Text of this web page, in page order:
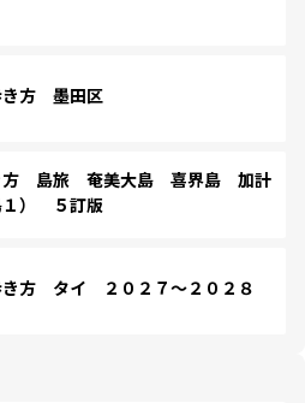
方 墨田区
方 島旅 奄美大島 喜界島 加計
１） ５訂版
方 タイ ２０２７～２０２８